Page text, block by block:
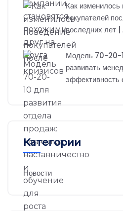
Как изменилось
покупателей
последних лет
Модель 70-20-
развивать
эффективность
Категории
Новости